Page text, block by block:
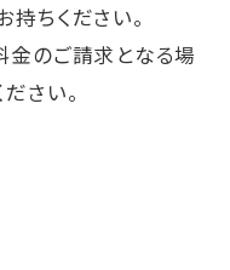
ちください。
金のご請求となる場
さい。